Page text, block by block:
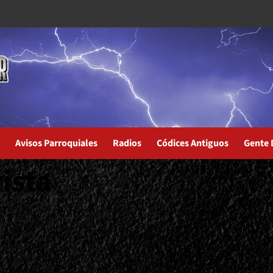
Avisos Parroquiales Radios Códices Antiguos Gente